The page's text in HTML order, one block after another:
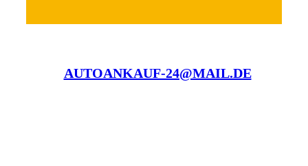
AUTOANKAUF-24@MAIL.DE